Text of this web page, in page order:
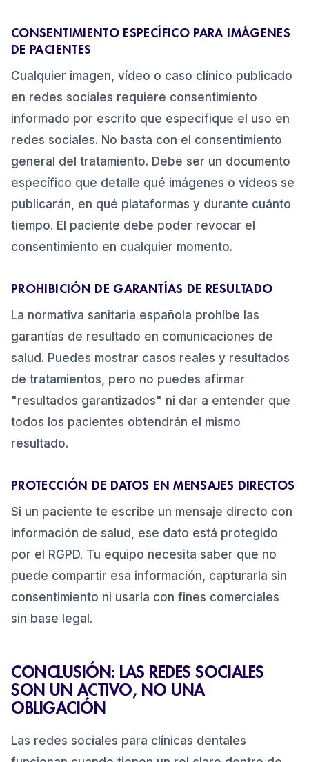
CONSENTIMIENTO ESPECÍFICO PARA IMÁGENES
DE PACIENTES
Cualquier imagen, vídeo o caso clínico publicado
en redes sociales requiere consentimiento
informado por escrito que especifique el uso en
redes sociales. No basta con el consentimiento
general del tratamiento. Debe ser un documento
específico que detalle qué imágenes o vídeos se
publicarán, en qué plataformas y durante cuánto
tiempo. El paciente debe poder revocar el
consentimiento en cualquier momento.
PROHIBICIÓN DE GARANTÍAS DE RESULTADO
La normativa sanitaria española prohíbe las
garantías de resultado en comunicaciones de
salud. Puedes mostrar casos reales y resultados
de tratamientos, pero no puedes afirmar
"resultados garantizados" ni dar a entender que
todos los pacientes obtendrán el mismo
resultado.
PROTECCIÓN DE DATOS EN MENSAJES DIRECTOS
Si un paciente te escribe un mensaje directo con
información de salud, ese dato está protegido
por el RGPD. Tu equipo necesita saber que no
puede compartir esa información, capturarla sin
consentimiento ni usarla con fines comerciales
sin base legal.
CONCLUSIÓN: LAS REDES SOCIALES
SON UN ACTIVO, NO UNA
OBLIGACIÓN
Las redes sociales para clínicas dentales